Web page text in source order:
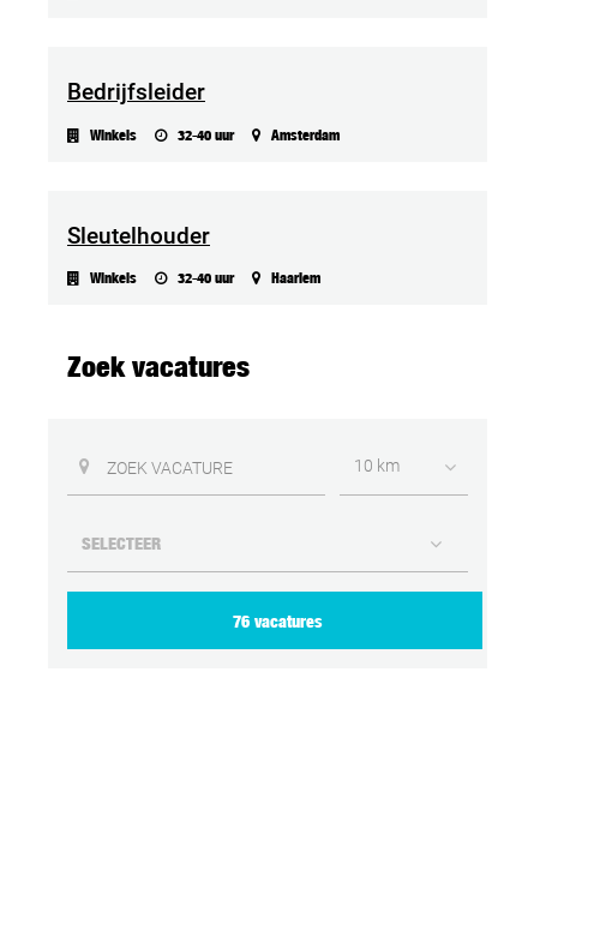
Bedrijfsleider
Winkels 32-40 uur Amsterdam
Sleutelhouder
Winkels 32-40 uur Haarlem
Zoek vacatures
10 km
76 vacatures